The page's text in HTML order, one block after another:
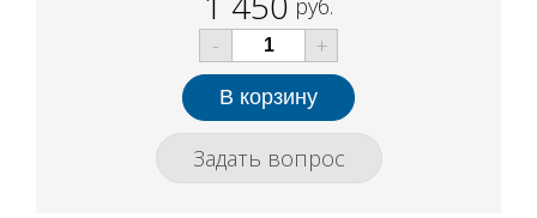
-
+
Задать вопрос